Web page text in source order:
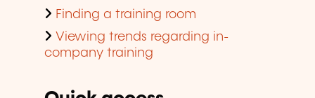
Finding a training room
Viewing trends regarding in-
company training